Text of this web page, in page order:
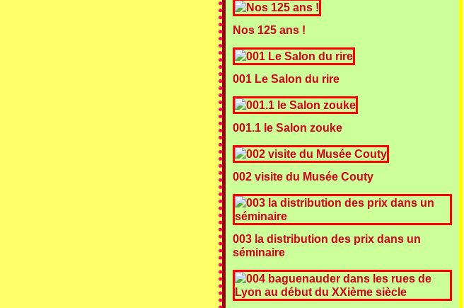
Nos 125 ans !
001 Le Salon du rire
001.1 le Salon zouke
002 visite du Musée Couty
003 la distribution des prix dans un
séminaire